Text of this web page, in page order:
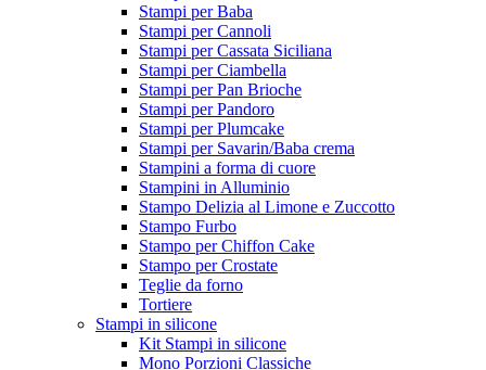
Stampi per Baba
Stampi per Cannoli
Stampi per Cassata Siciliana
Stampi per Ciambella
Stampi per Pan Brioche
Stampi per Pandoro
Stampi per Plumcake
Stampi per Savarin/Baba crema
Stampini a forma di cuore
Stampini in Alluminio
Stampo Delizia al Limone e Zuccotto
Stampo Furbo
Stampo per Chiffon Cake
Stampo per Crostate
Teglie da forno
Tortiere
Stampi in silicone
Kit Stampi in silicone
Mono Porzioni Classiche